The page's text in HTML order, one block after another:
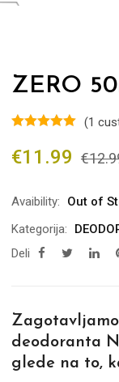
ZERO
(1
€
€11.99
Avaibility:
Out of
Kategorija:
Deli
deodoranta
glede na to,